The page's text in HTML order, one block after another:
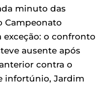
minuto das
Campeonato
o confronto
ausente após
contra o
infortúnio, Jardim